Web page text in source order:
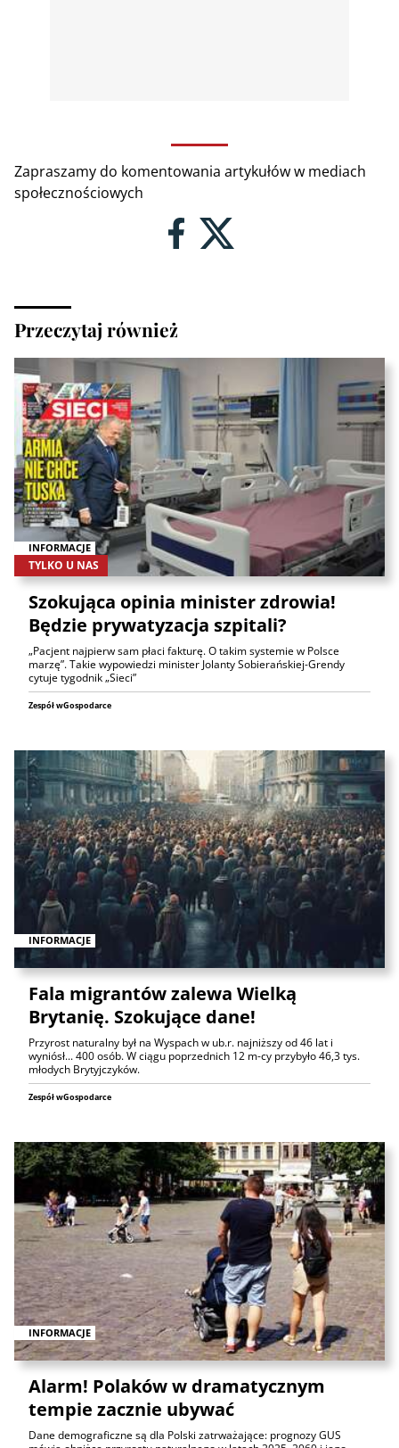
Zapraszamy do komentowania artykułów w mediach
społecznościowych
Przeczytaj również
INFORMACJE
TYLKO U NAS
Szokująca opinia minister zdrowia!
Będzie prywatyzacja szpitali?
„Pacjent najpierw sam płaci fakturę. O takim systemie w Polsce
marzę”. Takie wypowiedzi minister Jolanty Sobierańskiej-Grendy
cytuje tygodnik „Sieci”
Zespół wGospodarce
INFORMACJE
Fala migrantów zalewa Wielką
Brytanię. Szokujące dane!
Przyrost naturalny był na Wyspach w ub.r. najniższy od 46 lat i
wyniósł... 400 osób. W ciągu poprzednich 12 m-cy przybyło 46,3 tys.
młodych Brytyjczyków.
Zespół wGospodarce
INFORMACJE
Alarm! Polaków w dramatycznym
tempie zacznie ubywać
Dane demograficzne są dla Polski zatrważające: prognozy GUS